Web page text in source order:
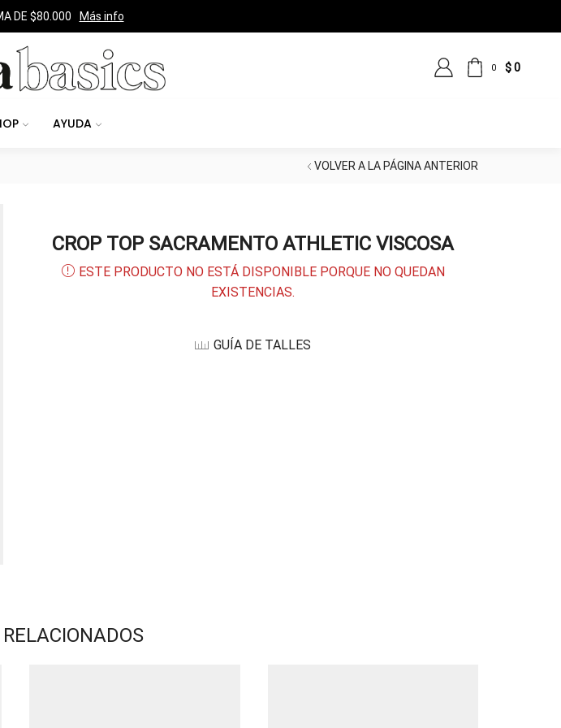
TODOS LOS MEDIOS DE PAGO
0 $0
AYUDA
VOLVER A LA PÁGINA ANTERIOR
CROP TOP SACRAMENTO ATHLETIC VISCOSA
ESTE PRODUCTO NO ESTÁ DISPONIBLE PORQUE NO QUEDAN
EXISTENCIAS.
GUÍA DE TALLES